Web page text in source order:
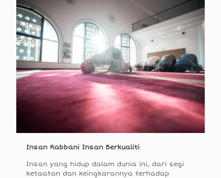
Insan Rabbani Insan Berkualiti
Insan yang hidup dalam dunia ini, dari segi
ketaatan dan keingkarannya terhadap